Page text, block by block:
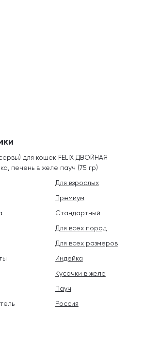
для кошек FELIX ДВОЙНАЯ
печень в желе пауч (75 гр)
Для взрослых
Премиум
Стандартный
Для всех пород
Для всех размеров
Индейка
Кусочки в желе
Пауч
Россия